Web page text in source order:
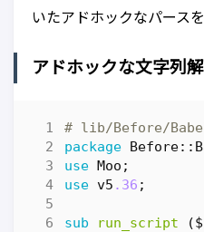
いたアドホックなパース
アドホックな文字列
# lib/Before/
package
use Moo ;
use v5 .36 ;
sub run_script